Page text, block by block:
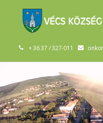
+ 36 37 / 327-011